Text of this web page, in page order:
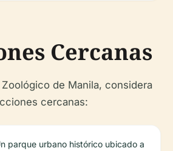
Cercanas
de Manila, considera
cercanas:
parque urbano histórico ubicado a